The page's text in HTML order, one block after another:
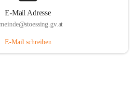
E-Mail Adresse
E-Mail schreiben